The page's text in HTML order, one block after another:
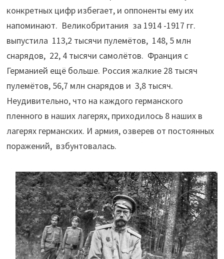
конкретных цифр избегает, и оппоненты ему их
напоминают. Великобритания за 1914 -1917 гг.
выпустила 113,2 тысячи пулемётов, 148, 5 млн
снарядов, 22, 4 тысячи самолётов. Франция с
Германией ещё больше. Россия жалкие 28 тысяч
пулемётов, 56,7 млн снарядов и 3,8 тысяч.
Неудивительно, что на каждого германского
пленного в наших лагерях, приходилось 8 наших в
лагерях германских. И армия, озверев от постоянных
поражений, взбунтовалась.